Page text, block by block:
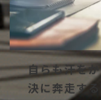
自らも汗を
決に奔走する